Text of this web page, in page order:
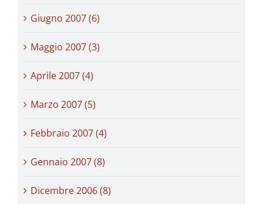
Giugno 2007 (6)
Maggio 2007 (3)
Aprile 2007 (4)
Marzo 2007 (5)
Febbraio 2007 (4)
Gennaio 2007 (8)
Dicembre 2006 (8)